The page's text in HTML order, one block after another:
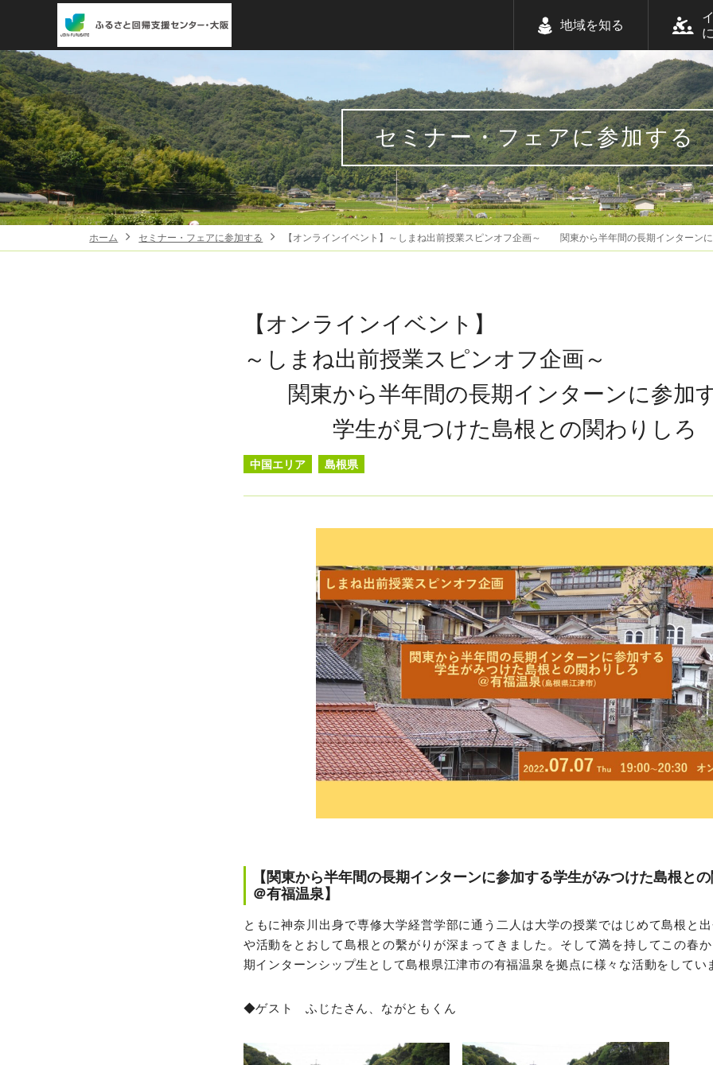
地域を知る
セミナー・フェアに参加する
ホーム セミナー・フェアに参加する 【オンラインイベント】～しまね出前授業スピンオフ企画～ 関東から半年間の長期インタ
【オンラインイベント】
～しまね出前授業スピンオフ企画～
関東から半年間の長期インターンに参加
学生が見つけた島根との関わりしろ
中国エリア 島根県
【関東から半年間の長期インターンに参加する学生がみつけた島根と
＠有福温泉】
ともに神奈川出身で専修大学経営学部に通う二人は大学の授業ではじめて島根と
や活動をとおして島根との繫がりが深まってきました。そして満を持してこの春
期インターンシップ生として島根県江津市の有福温泉を拠点に様々な活動をしてい
◆ゲスト ふじたさん、ながともくん